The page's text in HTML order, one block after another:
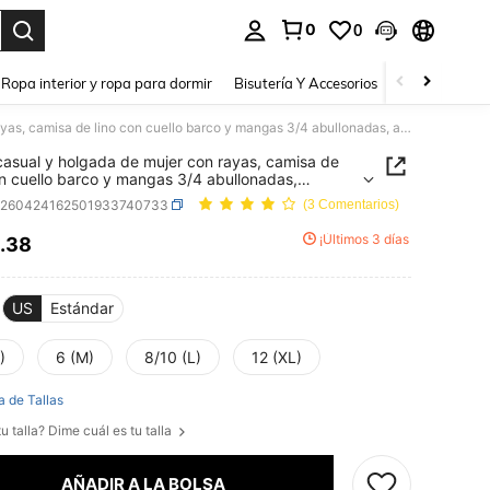
0 0
Ropa interior y ropa para dormir Bisutería Y Accesorios Zapatos
Blusa casual y holgada de mujer con rayas, camisa de lino con cuello barco y mangas 3/4 abullonadas, adecuada para usar en vacaciones de verano
y holgada de mujer con rayas, camisa de
cuello barco y mangas 3/4 abullonadas,
para usar en vacaciones de verano
(3 Comentarios)
AND AVAILABILITY
.38 ¡Últimos 3 días
US Estándar
6 (M) 8/10 (L) 12 (XL)
de Tallas
talla? Dime cuál es tu talla
AÑADIR A LA BOLSA